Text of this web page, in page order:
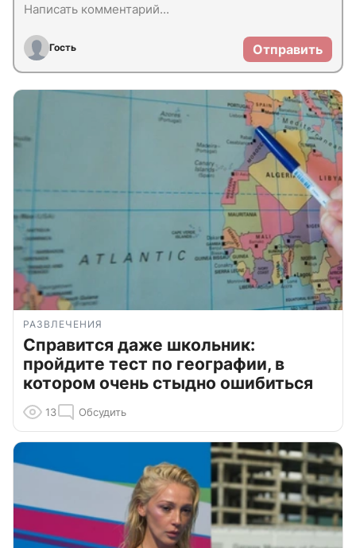
Гость Отправить
РАЗВЛЕЧЕНИЯ
Справится даже школьник:
пройдите тест по географии, в
котором очень стыдно ошибиться
13 Обсудить